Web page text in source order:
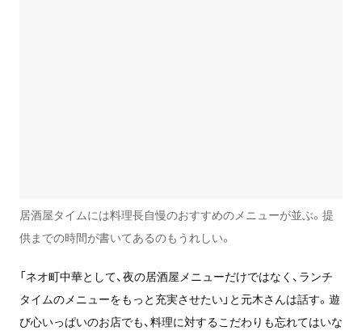
居酒屋タイムには料理長自慢のおすすめのメニューが並ぶ。提
供までの時間が書いてあるのもうれしい。
「ネオ町中華として、夜の居酒屋メニューだけではなく、ランチ
タイムのメニューをもっと充実させたい」と元木さんは話す。遊
び心いっぱいのお店でも、料理に対するこだわりも忘れてはいな